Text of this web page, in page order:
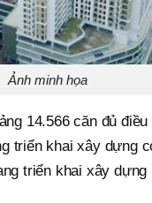
Ảnh minh họa
14.566 căn đủ
triển khai xây dựng
triển khai xây